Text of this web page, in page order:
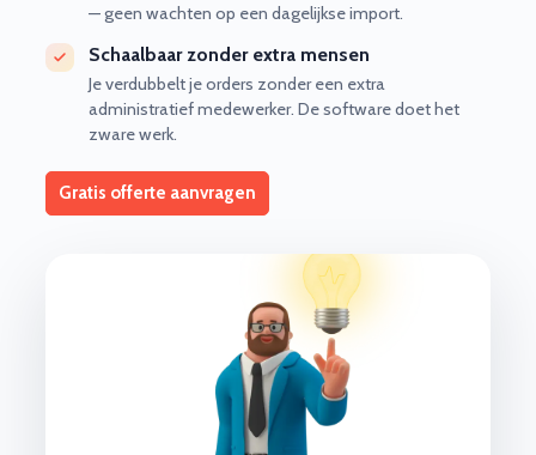
— geen wachten op een dagelijkse import.
Schaalbaar zonder extra mensen
Je verdubbelt je orders zonder een extra
administratief medewerker. De software doet het
zware werk.
Gratis offerte aanvragen